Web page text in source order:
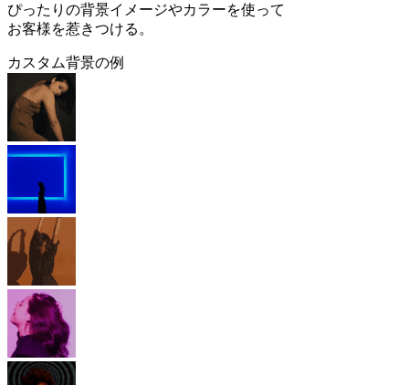
ぴったりの背景イメージやカラーを使って
お客様を惹きつける。
カスタム背景の例